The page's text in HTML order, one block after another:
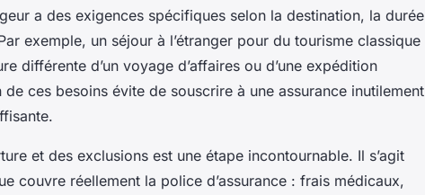
a des exigences spécifiques selon la destination, la durée
exemple, un séjour à l’étranger pour du tourisme classique
différente d’un voyage d’affaires ou d’une expédition
ces besoins évite de souscrire à une assurance inutilement
et des exclusions est une étape incontournable. Il s’agit
couvre réellement la police d’assurance : frais médicaux,